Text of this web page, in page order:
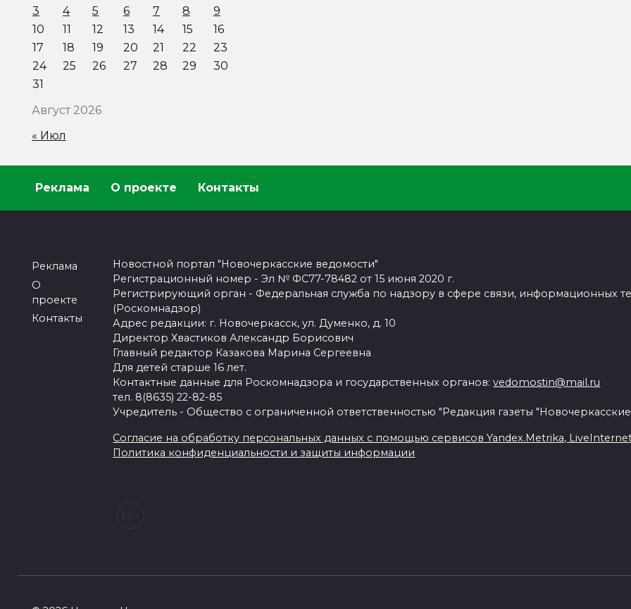
Август 2026
3
4 5 6 7 8
9
10
11 12 13 14 15
16
17
18 19 20 21 22
23
24
25 26 27 28 29
30
31
« Июл
Реклама О проекте Контакты
Реклама
О
проекте
Контакты
Новостной портал "Новочеркасские ведомости"
Регистрационный номер - Эл № ФС77-78482 от 15 июня 2020 г.
Регистрирующий орган - Федеральная служба по надзору в сфере связи, информационных
(Роскомнадзор)
Адрес редакции: г. Новочеркасск, ул. Думенко, д. 10
Директор Хвастиков Александр Борисович
Главный редактор Казакова Марина Сергеевна
Для детей старше 16 лет.
Контактные данные для Роскомнадзора и государственных органов:vedomostin@mail.ru
тел. 8(8635) 22-82-85
Учредитель - Общество с ограниченной ответственностью "Редакция газеты
Согласие на обработку персональных данных с помощью сервисов Yandex.Metrika,
Политика конфиденциальности и защиты информации